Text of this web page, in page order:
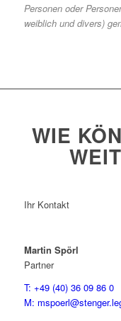
Personen oder
weiblich und divers)
WIE
Ihr Kontakt
Martin Spörl
Partner
T: +49 (40) 36 09 86 0
M: